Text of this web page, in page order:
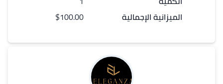
الميزانية الإجمالية
$100.00